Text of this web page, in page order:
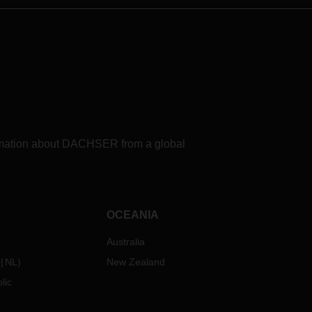
about DACHSER from a global
NL )
OCEANIA
Australia
New Zealand